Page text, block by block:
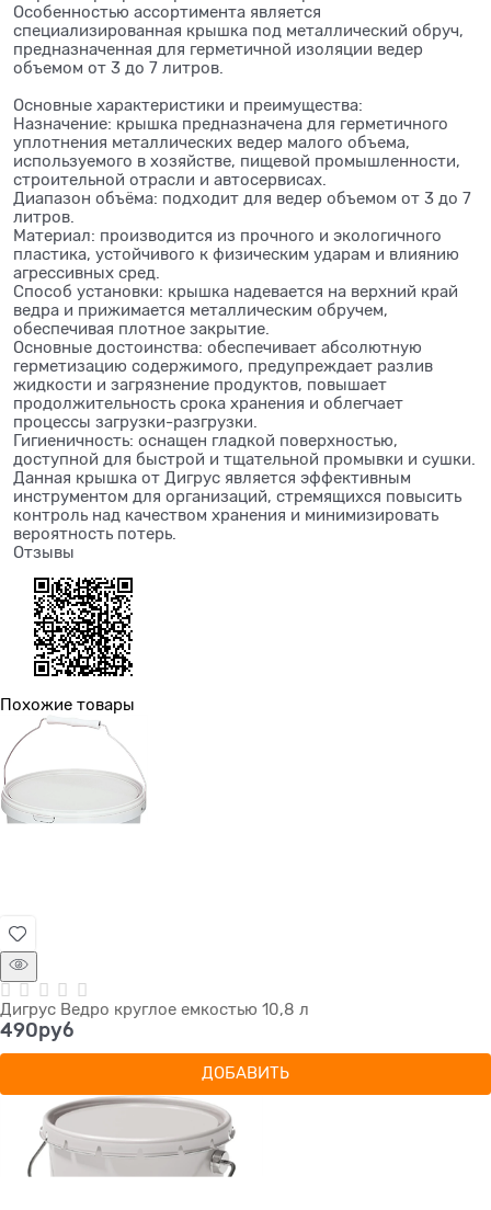
Особенностью ассортимента является
специализированная крышка под металлический обруч,
предназначенная для герметичной изоляции ведер
объемом от 3 до 7 литров.
Основные характеристики и преимущества:
Назначение: крышка предназначена для герметичного
уплотнения металлических ведер малого объема,
используемого в хозяйстве, пищевой промышленности,
строительной отрасли и автосервисах.
Диапазон объёма: подходит для ведер объемом от 3 до 7
литров.
Материал: производится из прочного и экологичного
пластика, устойчивого к физическим ударам и влиянию
агрессивных сред.
Способ установки: крышка надевается на верхний край
ведра и прижимается металлическим обручем,
обеспечивая плотное закрытие.
Основные достоинства: обеспечивает абсолютную
герметизацию содержимого, предупреждает разлив
жидкости и загрязнение продуктов, повышает
продолжительность срока хранения и облегчает
процессы загрузки-разгрузки.
Гигиеничность: оснащен гладкой поверхностью,
доступной для быстрой и тщательной промывки и сушки.
Данная крышка от Дигрус является эффективным
инструментом для организаций, стремящихся повысить
контроль над качеством хранения и минимизировать
вероятность потерь.
Отзывы
Похожие товары
Дигрус Ведро круглое емкостью 10,8 л
490руб
ДОБАВИТЬ